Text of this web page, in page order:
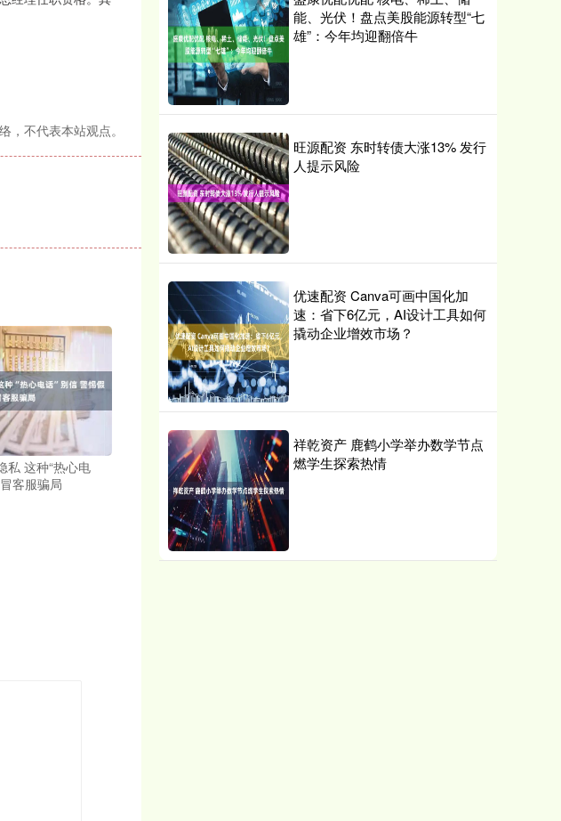
，不代表本站观点。
私 这种“热心电
客服骗局
能、光伏！盘点美股能源转型“七
雄”：今年均迎翻倍牛
旺源配资 东时转债大涨13% 发行
人提示风险
优速配资 Canva可画中国化加
速：省下6亿元，AI设计工具如何
撬动企业增效市场？
祥乾资产 鹿鹤小学举办数学节点
燃学生探索热情